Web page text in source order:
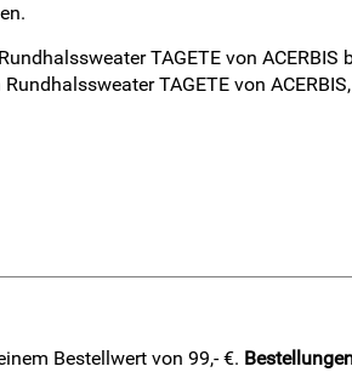
TAGETE von
TAGETE von
Bestellwert von 99,- €.